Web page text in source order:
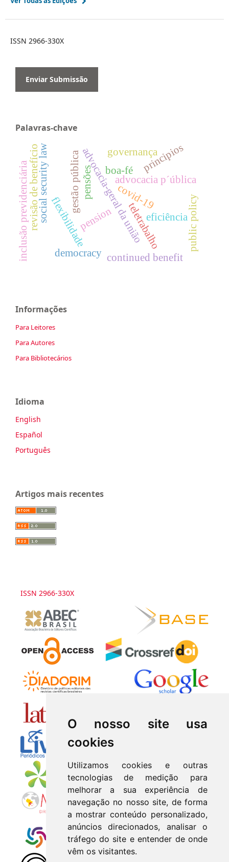
O nosso site usa
cookies
Utilizamos cookies e outras
tecnologias de medição para
melhorar a sua experiência de
navegação no nosso site, de forma
a mostrar conteúdo personalizado,
anúncios direcionados, analisar o
tráfego do site e entender de onde
vêm os visitantes.
ISSN 2966-330X
Enviar Submissão
Palavras-chave
teletrabalho
advocacia-geral da união
covid-19
flexibilidade eficiência
advocacia p´ública
gestão pública
social security law pension
boa-fé principios
pensões
revisão de benefício
democracy
public policy
continued benefit
inclusão previdenciária
governança
Informações
Para Leitores
Para Autores
Para Bibliotecários
Idioma
English
Español
Português
Artigos mais recentes
ISSN 2966-330X